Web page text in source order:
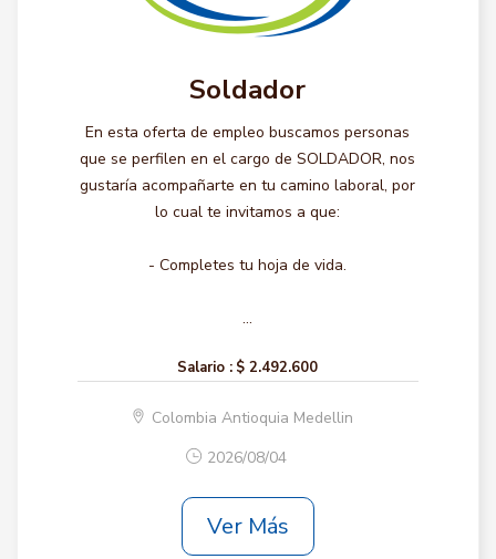
Soldador
En esta oferta de empleo buscamos personas
que se perfilen en el cargo de SOLDADOR, nos
gustaría acompañarte en tu camino laboral, por
lo cual te invitamos a que:
- Completes tu hoja de vida.
...
Salario : $ 2.492.600
Colombia Antioquia Medellin
2026/08/04
Ver Más